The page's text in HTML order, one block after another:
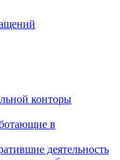
конторы
в
деятельность